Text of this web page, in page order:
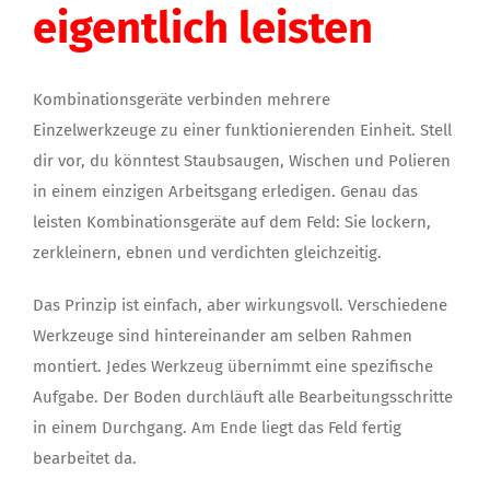
eigentlich leisten
Kombinationsgeräte verbinden mehrere
Einzelwerkzeuge zu einer funktionierenden Einheit. Stell
dir vor, du könntest Staubsaugen, Wischen und Polieren
in einem einzigen Arbeitsgang erledigen. Genau das
leisten Kombinationsgeräte auf dem Feld: Sie lockern,
zerkleinern, ebnen und verdichten gleichzeitig.
Das Prinzip ist einfach, aber wirkungsvoll. Verschiedene
Werkzeuge sind hintereinander am selben Rahmen
montiert. Jedes Werkzeug übernimmt eine spezifische
Aufgabe. Der Boden durchläuft alle Bearbeitungsschritte
in einem Durchgang. Am Ende liegt das Feld fertig
bearbeitet da.